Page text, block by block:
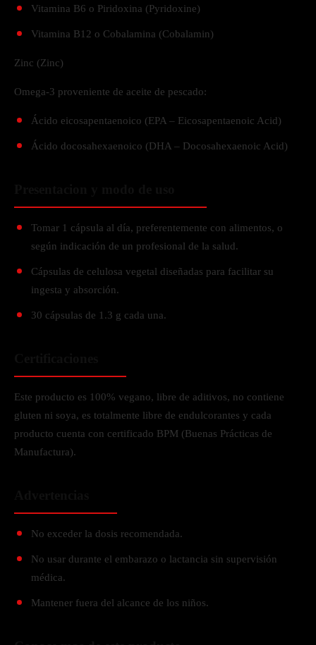
Vitamina B6 o Piridoxina (Pyridoxine)
Vitamina B12 o Cobalamina (Cobalamin)
Zinc (Zinc)
Omega-3 proveniente de aceite de pescado:
Ácido eicosapentaenoico (EPA – Eicosapentaenoic Acid)
Ácido docosahexaenoico (DHA – Docosahexaenoic Acid)
Tomar 1 cápsula al día, preferentemente con alimentos, o
según indicación de un profesional de la salud.
Cápsulas de celulosa vegetal diseñadas para facilitar su
ingesta y absorción.
30 cápsulas de 1.3 g cada una.
Este producto es 100% vegano, libre de aditivos, no contiene
gluten ni soya, es totalmente libre de endulcorantes y cada
producto cuenta con certificado BPM (Buenas Prácticas de
Manufactura).
No exceder la dosis recomendada.
No usar durante el embarazo o lactancia sin supervisión
médica.
Mantener fuera del alcance de los niños.